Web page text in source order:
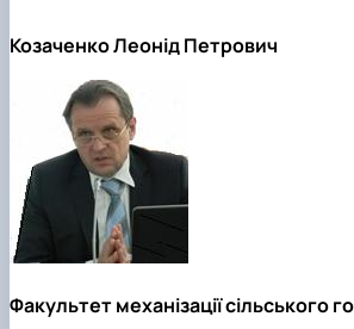
Козаченко Леонід Петрович
Факультет механізації сільського